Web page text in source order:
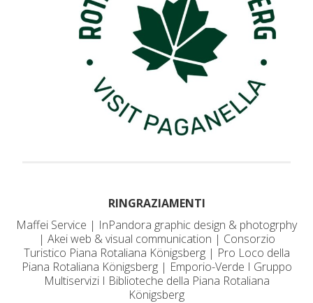
RINGRAZIAMENTI
Maffei Service | InPandora graphic design & photogrphy
| Akei web & visual communication | Consorzio
Turistico Piana Rotaliana Königsberg | Pro Loco della
Piana Rotaliana Königsberg | Emporio-Verde I Gruppo
Multiservizi I Biblioteche della Piana Rotaliana
Königsberg